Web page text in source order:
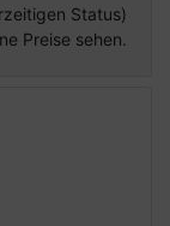
Status)
Preise sehen.